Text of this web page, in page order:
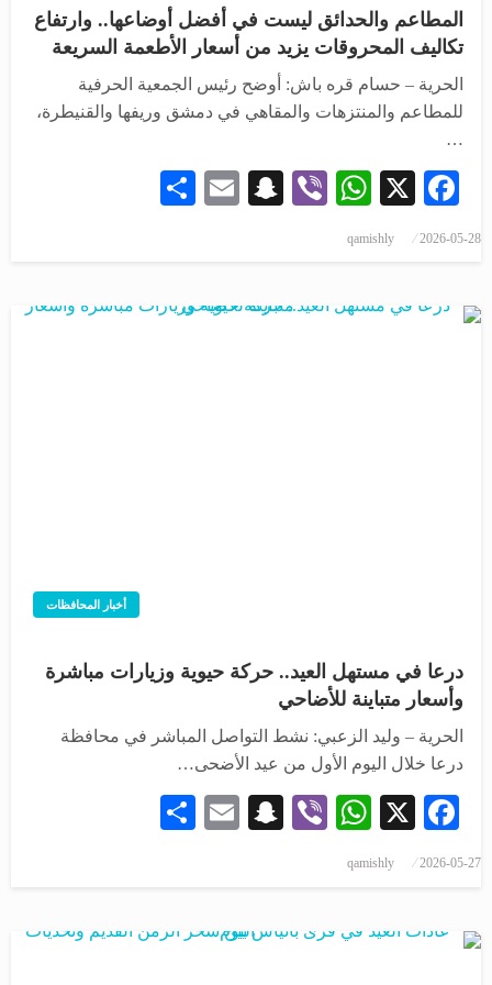
المطاعم والحدائق ليست في أفضل أوضاعها.. وارتفاع
تكاليف المحروقات يزيد من أسعار الأطعمة السريعة
الحرية – حسام قره باش: أوضح رئيس الجمعية الحرفية
للمطاعم والمنتزهات والمقاهي في دمشق وريفها والقنيطرة،
…
Facebook
X
WhatsApp
Viber
Snapchat
Email
نُشر
2026-05-28
qamishly
أخبار المحافظات
درعا في مستهل العيد.. حركة حيوية وزيارات مباشرة
وأسعار متباينة للأضاحي
الحرية – وليد الزعبي: نشط التواصل المباشر في محافظة
درعا خلال اليوم الأول من عيد الأضحى…
Facebook
X
WhatsApp
Viber
Snapchat
Email
نُشر
2026-05-27
qamishly